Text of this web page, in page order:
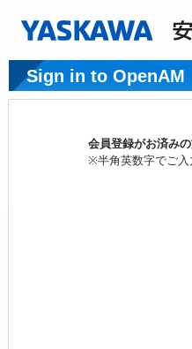
Sign in to OpenAM
会員登録がお済み
※半角英数字でご入